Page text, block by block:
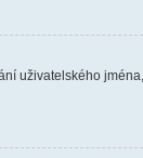
uživatelského